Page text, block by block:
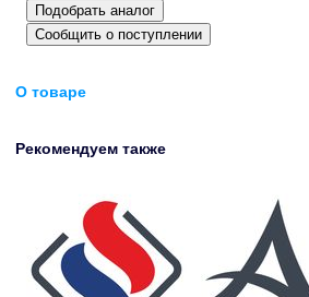
Подобрать аналог
Сообщить о поступлении
О товаре
Рекомендуем также